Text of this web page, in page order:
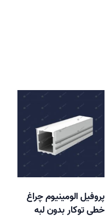
پروفیل الومینیوم چراغ
خطی توکار بدون لبه